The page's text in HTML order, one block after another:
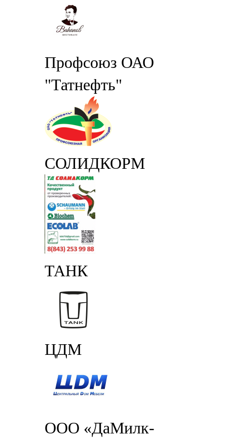
Профсоюз ОАО
"Татнефть"
СОЛИДКОРМ
ТАНК
ЦДМ
ООО «ДаМилк-